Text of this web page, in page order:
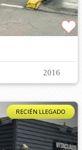
2016
RECIÉN LLEGADO